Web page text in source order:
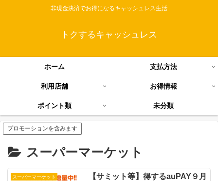
非現金決済でお得になるキャッシュレス生活
トクするキャッシュレス
ホーム 支払方法
利用店舗 お得情報
ポイント類 未分類
プロモーションを含みます
スーパーマーケット
スーパーマーケット
【サミット等】得するauPAY９月